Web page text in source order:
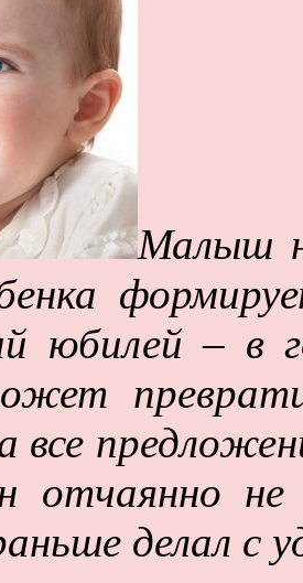
Малыш
юбилей – в
все
отчаянно
делал с